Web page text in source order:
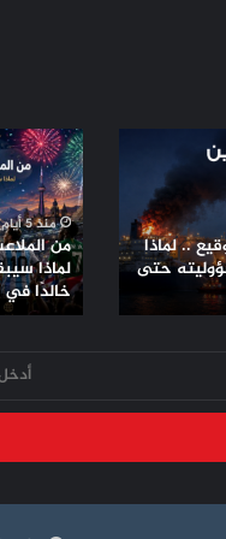
الأمم
تحمل
لأول
ضاحية
.. لماذا
حتى
من
الملاعب
إلى
ذاكرة
الجماهير..
لماذا
سيبقى
مونديال
تاريخ
القدم؟
منذ 5 أيام
من
خالدًا في